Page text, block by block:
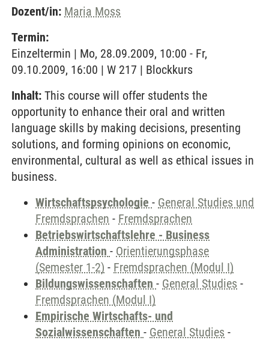
Dozent/in: Maria Moss
Termin:
Einzeltermin | Mo, 28.09.2009, 10:00 - Fr,
09.10.2009, 16:00 | W 217 | Blockkurs
Inhalt: This course will offer students the
opportunity to enhance their oral and written
language skills by making decisions, presenting
solutions, and forming opinions on economic,
environmental, cultural as well as ethical issues in
business.
Wirtschaftspsychologie - General Studies und
Fremdsprachen - Fremdsprachen
Betriebswirtschaftslehre - Business
Administration - Orientierungsphase
(Semester 1-2) - Fremdsprachen (Modul I)
Bildungswissenschaften - General Studies -
Fremdsprachen (Modul I)
Empirische Wirtschafts- und
Sozialwissenschaften - General Studies -